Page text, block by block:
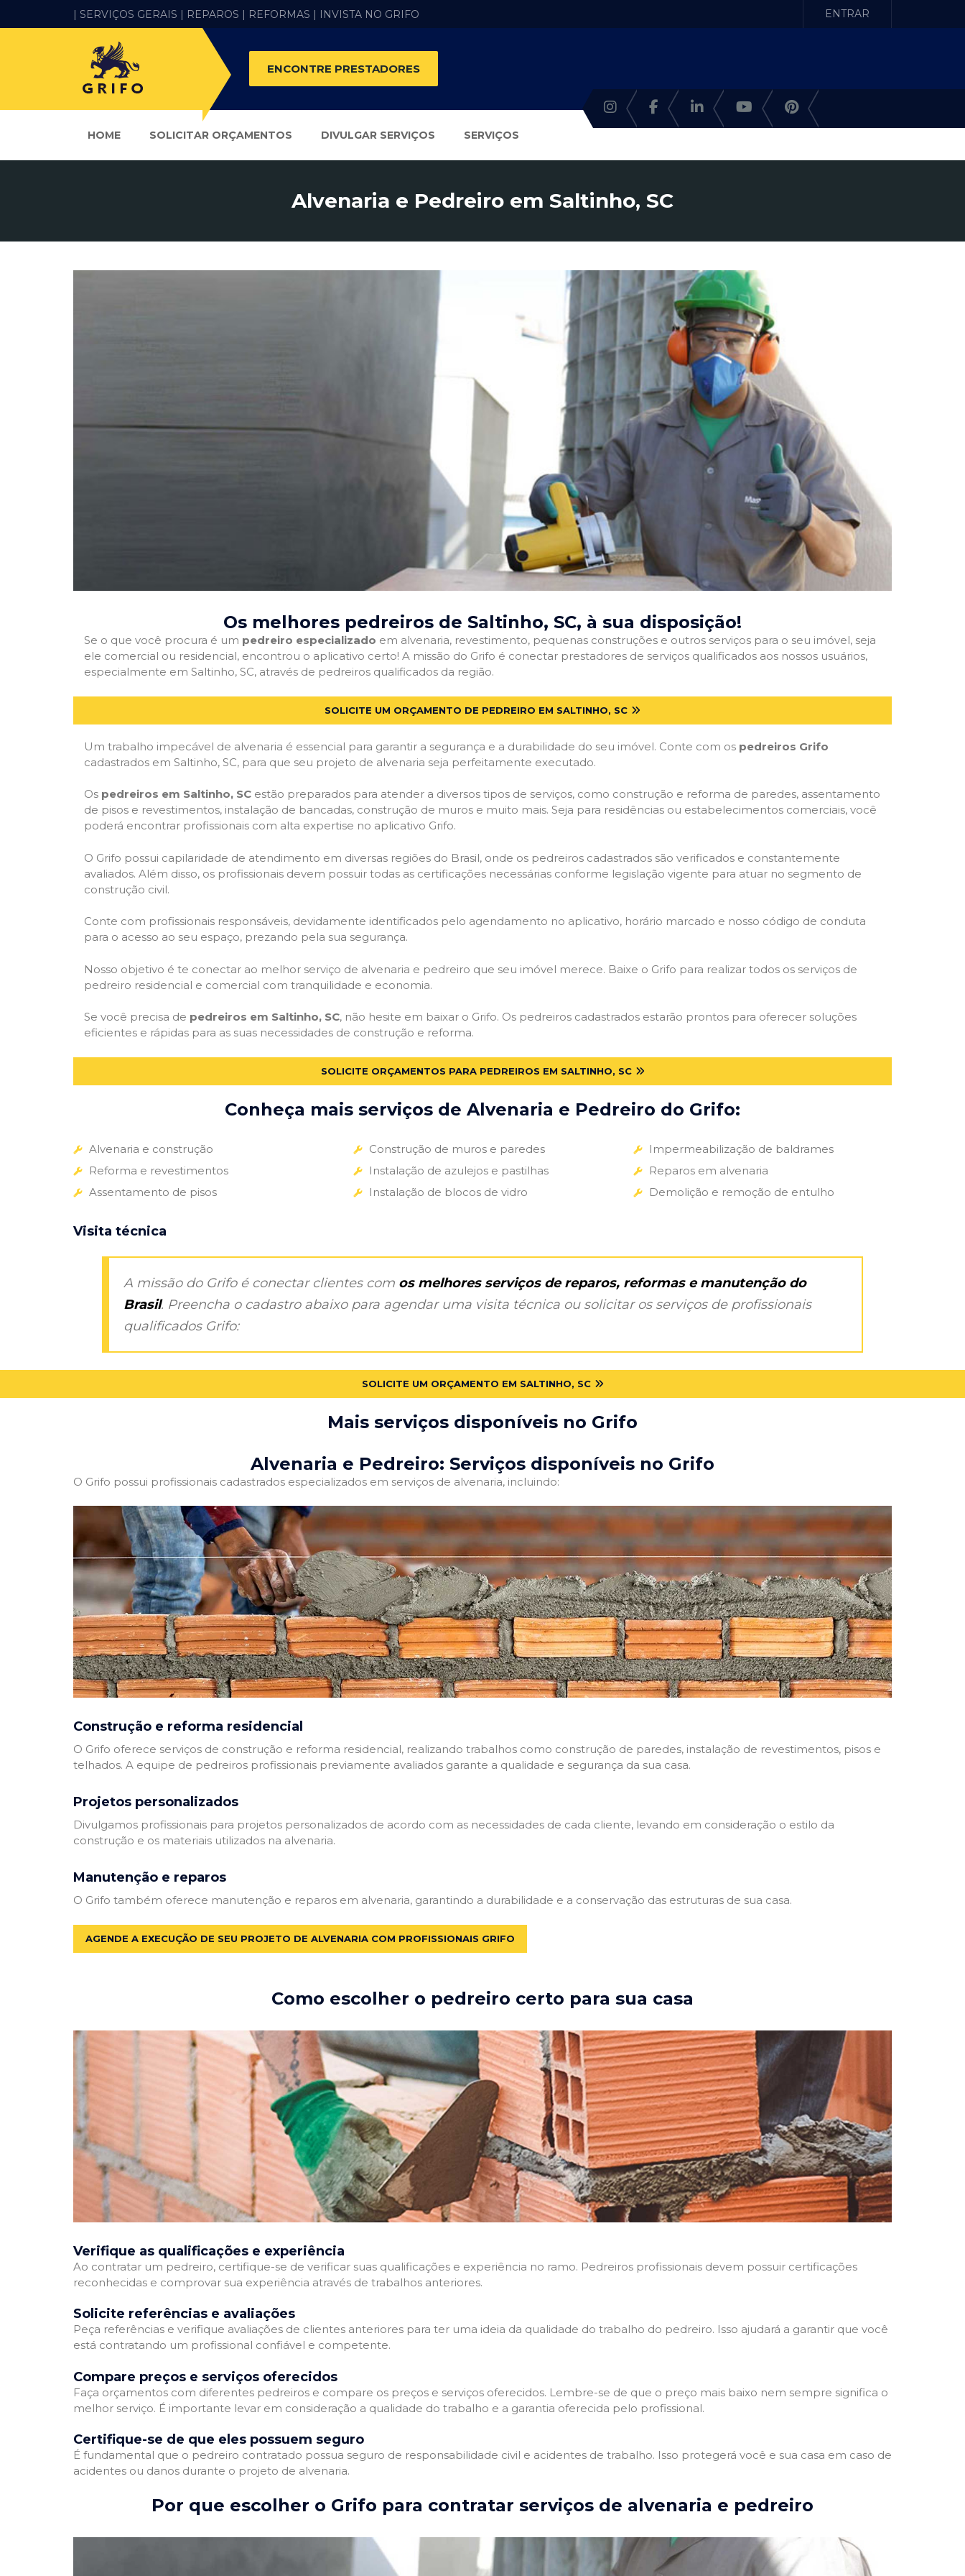
| SERVIÇOS GERAIS | REPAROS | REFORMAS | INVISTA NO GRIFO ENTRAR
ENCONTRE PRESTADORES
HOME SOLICITAR ORÇAMENTOS DIVULGAR SERVIÇOS SERVIÇOS
Alvenaria e Pedreiro em Saltinho, SC
Os melhores pedreiros de Saltinho, SC, à sua disposição!
Se o que você procura é um pedreiro especializado em alvenaria, revestimento, pequenas construções e outros serviços para o seu imóvel, seja
ele comercial ou residencial, encontrou o aplicativo certo! A missão do Grifo é conectar prestadores de serviços qualificados aos nossos usuários,
especialmente em Saltinho, SC, através de pedreiros qualificados da região.
SOLICITE UM ORÇAMENTO DE PEDREIRO EM SALTINHO, SC
Um trabalho impecável de alvenaria é essencial para garantir a segurança e a durabilidade do seu imóvel. Conte com os pedreiros Grifo
cadastrados em Saltinho, SC, para que seu projeto de alvenaria seja perfeitamente executado.
Os pedreiros em Saltinho, SC estão preparados para atender a diversos tipos de serviços, como construção e reforma de paredes, assentamento
de pisos e revestimentos, instalação de bancadas, construção de muros e muito mais. Seja para residências ou estabelecimentos comerciais, você
poderá encontrar profissionais com alta expertise no aplicativo Grifo.
O Grifo possui capilaridade de atendimento em diversas regiões do Brasil, onde os pedreiros cadastrados são verificados e constantemente
avaliados. Além disso, os profissionais devem possuir todas as certificações necessárias conforme legislação vigente para atuar no segmento de
construção civil.
Conte com profissionais responsáveis, devidamente identificados pelo agendamento no aplicativo, horário marcado e nosso código de conduta
para o acesso ao seu espaço, prezando pela sua segurança.
Nosso objetivo é te conectar ao melhor serviço de alvenaria e pedreiro que seu imóvel merece. Baixe o Grifo para realizar todos os serviços de
pedreiro residencial e comercial com tranquilidade e economia.
Se você precisa de pedreiros em Saltinho, SC, não hesite em baixar o Grifo. Os pedreiros cadastrados estarão prontos para oferecer soluções
eficientes e rápidas para as suas necessidades de construção e reforma.
SOLICITE ORÇAMENTOS PARA PEDREIROS EM SALTINHO, SC
Conheça mais serviços de Alvenaria e Pedreiro do Grifo:
Alvenaria e construção
Reforma e revestimentos
Assentamento de pisos
Construção de muros e paredes
Instalação de azulejos e pastilhas
Instalação de blocos de vidro
Impermeabilização de baldrames
Reparos em alvenaria
Demolição e remoção de entulho
Visita técnica
A missão do Grifo é conectar clientes com os melhores serviços de reparos, reformas e manutenção do
Brasil. Preencha o cadastro abaixo para agendar uma visita técnica ou solicitar os serviços de profissionais
qualificados Grifo:
SOLICITE UM ORÇAMENTO EM SALTINHO, SC
Mais serviços disponíveis no Grifo
Alvenaria e Pedreiro: Serviços disponíveis no Grifo
O Grifo possui profissionais cadastrados especializados em serviços de alvenaria, incluindo:
Construção e reforma residencial
O Grifo oferece serviços de construção e reforma residencial, realizando trabalhos como construção de paredes, instalação de revestimentos, pisos e
telhados. A equipe de pedreiros profissionais previamente avaliados garante a qualidade e segurança da sua casa.
Projetos personalizados
Divulgamos profissionais para projetos personalizados de acordo com as necessidades de cada cliente, levando em consideração o estilo da
construção e os materiais utilizados na alvenaria.
Manutenção e reparos
O Grifo também oferece manutenção e reparos em alvenaria, garantindo a durabilidade e a conservação das estruturas de sua casa.
AGENDE A EXECUÇÃO DE SEU PROJETO DE ALVENARIA COM PROFISSIONAIS GRIFO
Como escolher o pedreiro certo para sua casa
Verifique as qualificações e experiência
Ao contratar um pedreiro, certifique-se de verificar suas qualificações e experiência no ramo. Pedreiros profissionais devem possuir certificações
reconhecidas e comprovar sua experiência através de trabalhos anteriores.
Solicite referências e avaliações
Peça referências e verifique avaliações de clientes anteriores para ter uma ideia da qualidade do trabalho do pedreiro. Isso ajudará a garantir que você
está contratando um profissional confiável e competente.
Compare preços e serviços oferecidos
Faça orçamentos com diferentes pedreiros e compare os preços e serviços oferecidos. Lembre-se de que o preço mais baixo nem sempre significa o
melhor serviço. É importante levar em consideração a qualidade do trabalho e a garantia oferecida pelo profissional.
Certifique-se de que eles possuem seguro
É fundamental que o pedreiro contratado possua seguro de responsabilidade civil e acidentes de trabalho. Isso protegerá você e sua casa em caso de
acidentes ou danos durante o projeto de alvenaria.
Por que escolher o Grifo para contratar serviços de alvenaria e pedreiro